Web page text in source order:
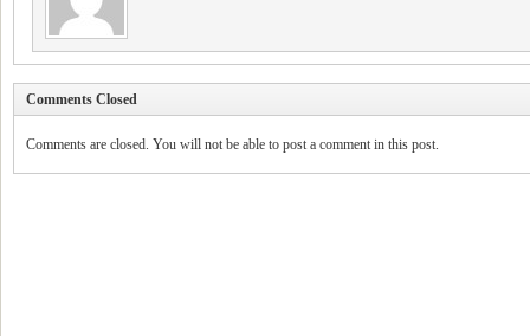
Comments Closed
Comments are closed. You will not be able to post a comment in this post.